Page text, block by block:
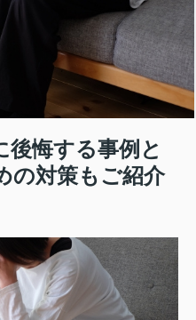
後悔する事例と
の対策もご紹介